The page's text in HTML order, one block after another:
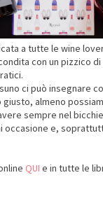
a tutte le wine
con un pizzico di
ci può insegnare
giusto, almeno
sempre nel
occasione e,
QUI e in tutte le